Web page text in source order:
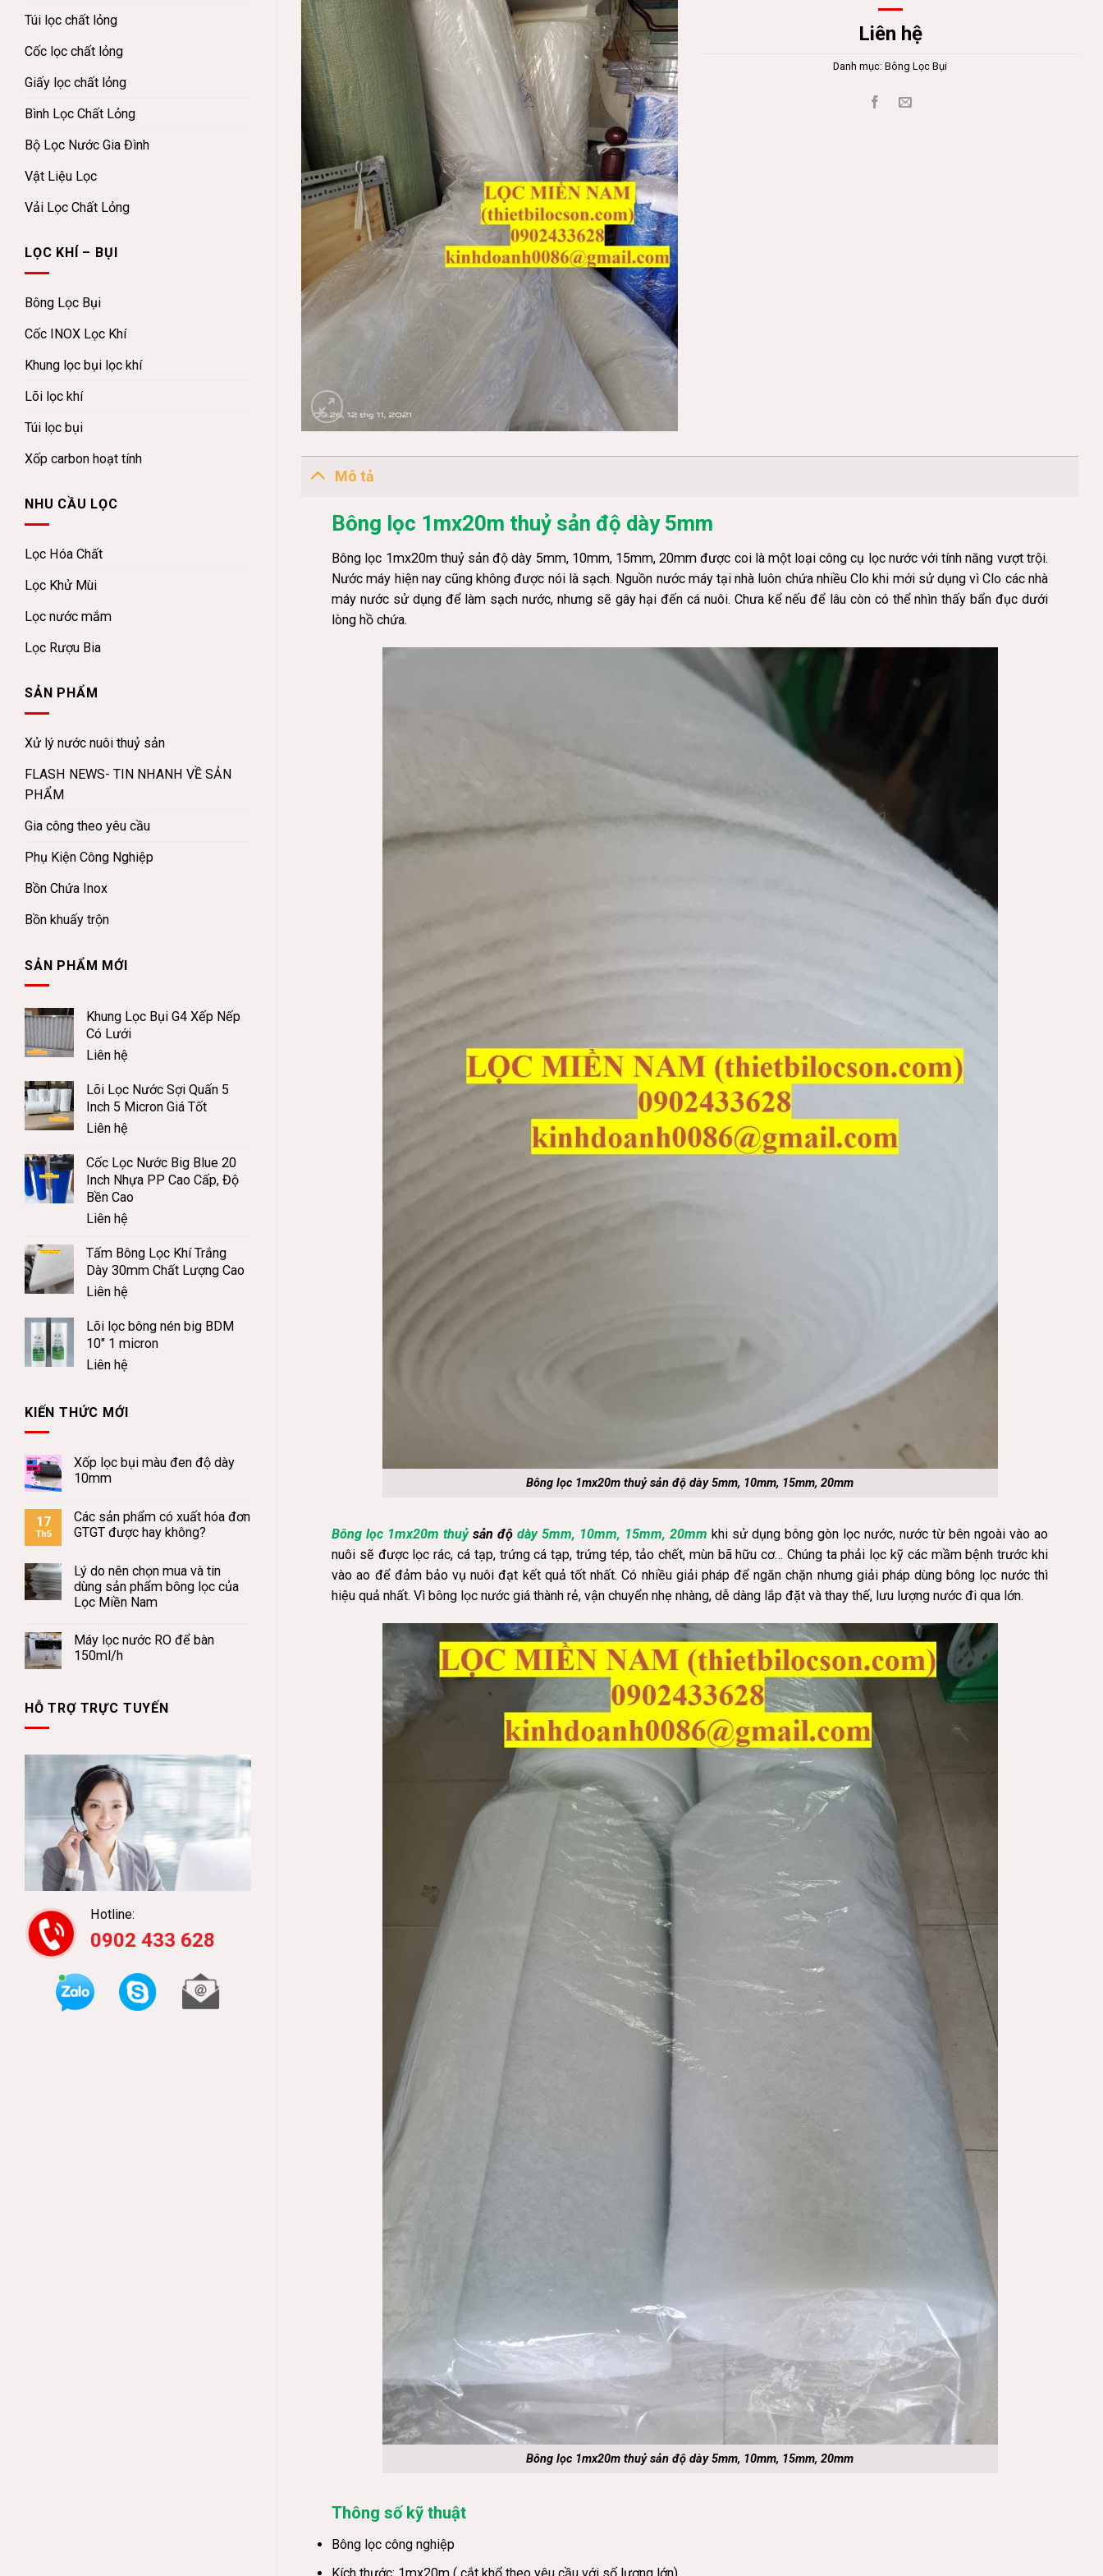
Túi lọc chất lỏng
Cốc lọc chất lỏng
Giấy lọc chất lỏng
Bình Lọc Chất Lỏng
Bộ Lọc Nước Gia Đình
Vật Liệu Lọc
Vải Lọc Chất Lỏng
LỌC KHÍ – BỤI
Bông Lọc Bụi
Cốc INOX Lọc Khí
Khung lọc bụi lọc khí
Lõi lọc khí
Túi lọc bụi
Xốp carbon hoạt tính
NHU CẦU LỌC
Lọc Hóa Chất
Lọc Khử Mùi
Lọc nước mắm
Lọc Rượu Bia
SẢN PHẨM
Xử lý nước nuôi thuỷ sản
FLASH NEWS- TIN NHANH VỀ SẢN
PHẨM
Gia công theo yêu cầu
Phụ Kiện Công Nghiệp
Bồn Chứa Inox
Bồn khuấy trộn
SẢN PHẨM MỚI
Khung Lọc Bụi G4 Xếp Nếp
Có Lưới
Liên hệ
Lõi Lọc Nước Sợi Quấn 5
Inch 5 Micron Giá Tốt
Liên hệ
Cốc Lọc Nước Big Blue 20
Inch Nhựa PP Cao Cấp, Độ
Bền Cao
Liên hệ
Tấm Bông Lọc Khí Trắng
Dày 30mm Chất Lượng Cao
Liên hệ
Lõi lọc bông nén big BDM
10" 1 micron
Liên hệ
KIẾN THỨC MỚI
Xốp lọc bụi màu đen độ dày
10mm
17
Th5
Các sản phẩm có xuất hóa đơn
GTGT được hay không?
Lý do nên chọn mua và tin
dùng sản phẩm bông lọc của
Lọc Miền Nam
Máy lọc nước RO để bàn
150ml/h
HỖ TRỢ TRỰC TUYẾN
Hotline:
0902 433 628
Liên hệ
Danh mục:Bông Lọc Bụi
Mô tả
Bông lọc 1mx20m thuỷ sản độ dày 5mm
Bông lọc 1mx20m thuỷ sản độ dày 5mm, 10mm, 15mm, 20mm được coi là một loại công cụ lọc nước với tính năng vượt trội.
Nước máy hiện nay cũng không được nói là sạch. Nguồn nước máy tại nhà luôn chứa nhiều Clo khi mới sử dụng vì Clo các nhà
máy nước sử dụng để làm sạch nước, nhưng sẽ gây hại đến cá nuôi. Chưa kể nếu để lâu còn có thể nhìn thấy bẩn đục dưới
lòng hồ chứa.
Bông lọc 1mx20m thuỷ sản độ dày 5mm, 10mm, 15mm, 20mm
Bông lọc 1mx20m thuỷsản độdày 5mm, 10mm, 15mm, 20mm khi sử dụng bông gòn lọc nước, nước từ bên ngoài vào ao
nuôi sẽ được lọc rác, cá tạp, trứng cá tạp, trứng tép, tảo chết, mùn bã hữu cơ… Chúng ta phải lọc kỹ các mầm bệnh trước khi
vào ao để đảm bảo vụ nuôi đạt kết quả tốt nhất. Có nhiều giải pháp để ngăn chặn nhưng giải pháp dùng bông lọc nước thì
hiệu quả nhất. Vì bông lọc nước giá thành rẻ, vận chuyển nhẹ nhàng, dễ dàng lắp đặt và thay thế, lưu lượng nước đi qua lớn.
Bông lọc 1mx20m thuỷ sản độ dày 5mm, 10mm, 15mm, 20mm
Thông số kỹ thuật
Bông lọc công nghiệp